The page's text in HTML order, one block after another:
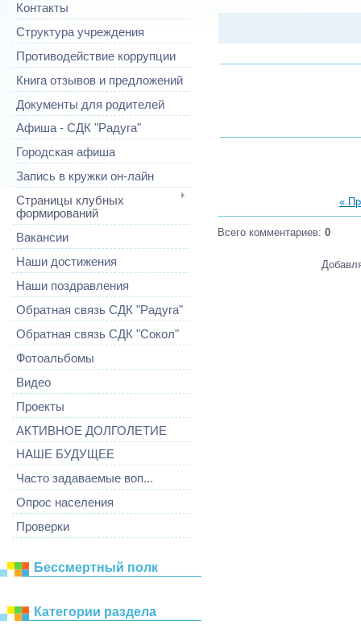
Контакты
Структура учреждения
Противодействие коррупции
Книга отзывов и предложений
Документы для родителей
Афиша - СДК "Радуга"
Городская афиша
Запись в кружки он-лайн
Страницы клубных
формирований
Вакансии
Наши достижения
Наши поздравления
Обратная связь СДК "Радуга"
Обратная связь СДК "Сокол"
Фотоальбомы
Видео
Проекты
АКТИВНОЕ ДОЛГОЛЕТИЕ
НАШЕ БУДУЩЕЕ
Часто задаваемые воп...
Опрос населения
Проверки
Бессмертный полк
Категории раздела
«
Всего комментариев: 0